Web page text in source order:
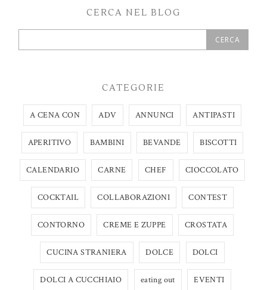
CERCA NEL BLOG
CATEGORIE
A CENA CON ADV ANNUNCI ANTIPASTI
APERITIVO BAMBINI BEVANDE BISCOTTI
CALENDARIO CARNE CHEF CIOCCOLATO
COCKTAIL COLLABORAZIONI CONTEST
CONTORNO CREME E ZUPPE CROSTATA
CUCINA STRANIERA DOLCE DOLCI
DOLCI A CUCCHIAIO eating out EVENTI